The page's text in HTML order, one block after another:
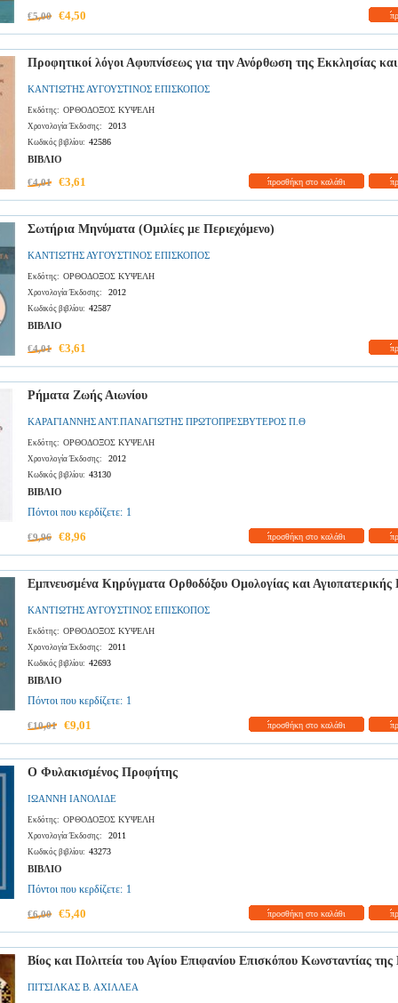
€5,00 €4,50
Προφητικοί λόγοι Αφυπνίσεως για την Ανόρθωση της Εκκλησίας
ΚΑΝΤΙΩΤΗΣ ΑΥΓΟΥΣΤΙΝΟΣ ΕΠΙΣΚΟΠΟΣ
Εκδότης: ΟΡΘΟΔΟΞΟΣ ΚΥΨΕΛΗ
Χρονολογία Έκδοσης: 2013
Κωδικός βιβλίου: 42586
ΒΙΒΛΙΟ
€4,01 €3,61 προσθήκη στο καλάθι
Σωτήρια Μηνύματα (Ομιλίες με Περιεχόμενο)
ΚΑΝΤΙΩΤΗΣ ΑΥΓΟΥΣΤΙΝΟΣ ΕΠΙΣΚΟΠΟΣ
Εκδότης: ΟΡΘΟΔΟΞΟΣ ΚΥΨΕΛΗ
Χρονολογία Έκδοσης: 2012
Κωδικός βιβλίου: 42587
ΒΙΒΛΙΟ
€4,01 €3,61
Ρήματα Ζωής Αιωνίου
ΚΑΡΑΓΙΑΝΝΗΣ ΑΝΤ.ΠΑΝΑΓΙΩΤΗΣ ΠΡΩΤΟΠΡΕΣΒΥΤΕΡΟΣ Π.Θ
Εκδότης: ΟΡΘΟΔΟΞΟΣ ΚΥΨΕΛΗ
Χρονολογία Έκδοσης: 2012
Κωδικός βιβλίου: 43130
ΒΙΒΛΙΟ
Πόντοι που κερδίζετε: 1
€9,96 €8,96 προσθήκη στο καλάθι
Εμπνευσμένα Κηρύγματα Ορθοδόξου Ομολογίας και Αγιοπατερικής
ΚΑΝΤΙΩΤΗΣ ΑΥΓΟΥΣΤΙΝΟΣ ΕΠΙΣΚΟΠΟΣ
Εκδότης: ΟΡΘΟΔΟΞΟΣ ΚΥΨΕΛΗ
Χρονολογία Έκδοσης: 2011
Κωδικός βιβλίου: 42693
ΒΙΒΛΙΟ
Πόντοι που κερδίζετε: 1
€10,01 €9,01 προσθήκη στο καλάθι
Ο Φυλακισμένος Προφήτης
ΙΩΑΝΝΗ ΙΑΝΟΛΙΔΕ
Εκδότης: ΟΡΘΟΔΟΞΟΣ ΚΥΨΕΛΗ
Χρονολογία Έκδοσης: 2011
Κωδικός βιβλίου: 43273
ΒΙΒΛΙΟ
Πόντοι που κερδίζετε: 1
€6,00 €5,40 προσθήκη στο καλάθι
Βίος και Πολιτεία του Αγίου Επιφανίου Επισκόπου Κωνσταντίας
ΠΙΤΣΙΛΚΑΣ Β. ΑΧΙΛΛΕΑ